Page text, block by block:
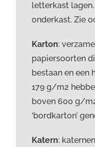
letterkast
onderkast. Zie
Karton:
papiersoorten
bestaan en een
179 g/m2
boven 600 g/
‘bordkarton’
Katern: